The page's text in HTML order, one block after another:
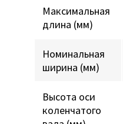
Максимальная
длина (мм)
Номинальная
ширина (мм)
Высота оси
коленчатого